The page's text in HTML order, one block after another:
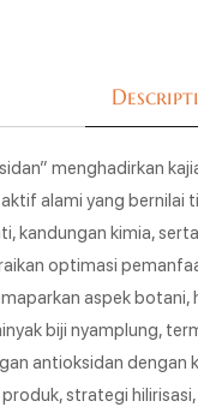
menghadirkan
alami yang
kandungan kimia,
optimasi
aspek
biji nyamplung,
antioksidan
strategi